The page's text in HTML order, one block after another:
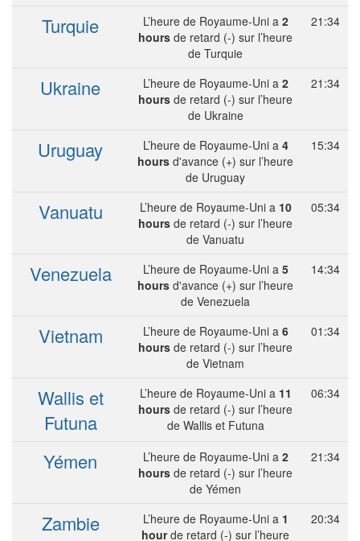
Turquie L’heure de Royaume-Uni a 2
hours de retard (-) sur l’heure
de Turquie
21:34
Ukraine L’heure de Royaume-Uni a 2
hours de retard (-) sur l’heure
de Ukraine
21:34
Uruguay L’heure de Royaume-Uni a 4
hours d'avance (+) sur l’heure
de Uruguay
15:34
Vanuatu L’heure de Royaume-Uni a 10
hours de retard (-) sur l’heure
de Vanuatu
05:34
Venezuela L’heure de Royaume-Uni a 5
hours d'avance (+) sur l’heure
de Venezuela
14:34
Vietnam L’heure de Royaume-Uni a 6
hours de retard (-) sur l’heure
de Vietnam
01:34
Wallis et
Futuna
L’heure de Royaume-Uni a 11
hours de retard (-) sur l’heure
de Wallis et Futuna
06:34
Yémen L’heure de Royaume-Uni a 2
hours de retard (-) sur l’heure
de Yémen
21:34
Zambie L’heure de Royaume-Uni a 1
hourde retard (-) sur l’heure
20:34